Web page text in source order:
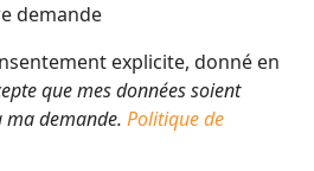
demande
explicite, donné en
que mes données soient
demande. Politique de